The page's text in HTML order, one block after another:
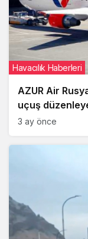
AZUR Air
uçuş
Havacılık Haberleri
3 ay önce